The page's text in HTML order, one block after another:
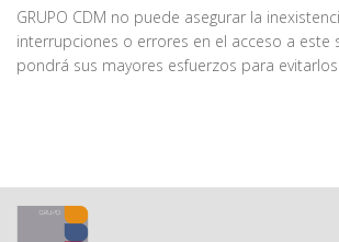
GRUPO CDM no puede asegurar la
interrupciones o errores en el acceso a este
pondrá sus mayores esfuerzos para evitarlos.